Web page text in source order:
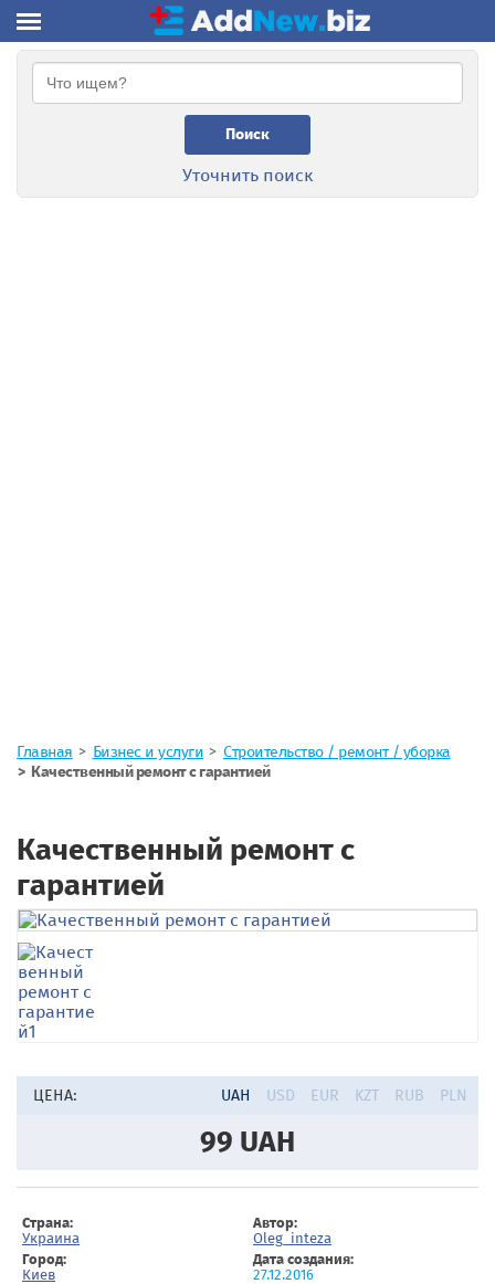
Поиск
Уточнить поиск
Главная Бизнес и услуги
Строительство / ремонт / уборка
Качественный ремонт с гарантией
Качественный ремонт с
гарантией
ЦЕНА: UAH USD EUR KZT RUB PLN
99 UAH
Страна:
Украина
Автор:
Oleg_inteza
Город:
Киев
Дата создания:
27.12.2016